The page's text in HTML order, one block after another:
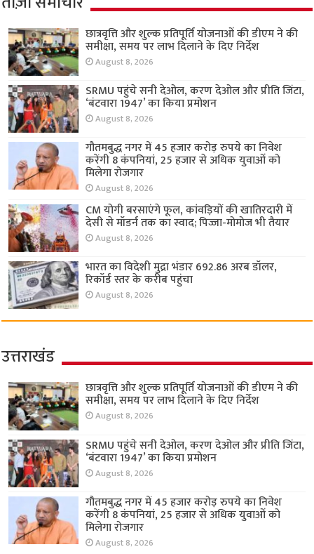
छात्रवृत्ति और शुल्क प्रतिपूर्ति योजनाओं की डीएम ने की
समीक्षा, समय पर लाभ दिलाने के दिए निर्देश
August 8, 2026
SRMU पहुंचे सनी देओल, करण देओल और प्रीति जिंटा,
‘बंटवारा 1947’ का किया प्रमोशन
August 8, 2026
गौतमबुद्ध नगर में 45 हजार करोड़ रुपये का निवेश
करेंगी 8 कंपनियां, 25 हजार से अधिक युवाओं को
मिलेगा रोजगार
August 8, 2026
CM योगी बरसाएंगे फूल, कांवड़ियों की खातिरदारी में
देसी से मॉडर्न तक का स्वाद; पिज्जा-मोमोज भी तैयार
August 8, 2026
भारत का विदेशी मुद्रा भंडार 692.86 अरब डॉलर,
रिकॉर्ड स्तर के करीब पहुंचा
August 8, 2026
उत्तराखंड
छात्रवृत्ति और शुल्क प्रतिपूर्ति योजनाओं की डीएम ने की
समीक्षा, समय पर लाभ दिलाने के दिए निर्देश
August 8, 2026
SRMU पहुंचे सनी देओल, करण देओल और प्रीति जिंटा,
‘बंटवारा 1947’ का किया प्रमोशन
August 8, 2026
गौतमबुद्ध नगर में 45 हजार करोड़ रुपये का निवेश
करेंगी 8 कंपनियां, 25 हजार से अधिक युवाओं को
मिलेगा रोजगार
August 8, 2026